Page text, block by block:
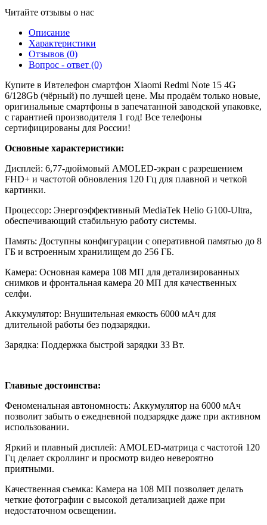
Читайте отзывы о нас
Описание
Характеристики
Отзывов (0)
Вопрос - ответ (0)
Купите в Ивтелефон смартфон Xiaomi Redmi Note 15 4G
6/128Gb (чёрный) по лучшей цене. Мы продаём только новые,
оригинальные смартфоны в запечатанной заводской упаковке,
с гарантией производителя 1 год! Все телефоны
сертифицированы для России!
Основные характеристики:
Дисплей: 6,77-дюймовый AMOLED-экран с разрешением
FHD+ и частотой обновления 120 Гц для плавной и четкой
картинки.
Процессор: Энергоэффективный MediaTek Helio G100-Ultra,
обеспечивающий стабильную работу системы.
Память: Доступны конфигурации с оперативной памятью до 8
ГБ и встроенным хранилищем до 256 ГБ.
Камера: Основная камера 108 МП для детализированных
снимков и фронтальная камера 20 МП для качественных
селфи.
Аккумулятор: Внушительная емкость 6000 мАч для
длительной работы без подзарядки.
Зарядка: Поддержка быстрой зарядки 33 Вт.
Главные достоинства:
Феноменальная автономность: Аккумулятор на 6000 мАч
позволит забыть о ежедневной подзарядке даже при активном
использовании.
Яркий и плавный дисплей: AMOLED-матрица с частотой 120
Гц делает скроллинг и просмотр видео невероятно
приятными.
Качественная съемка: Камера на 108 МП позволяет делать
четкие фотографии с высокой детализацией даже при
недостаточном освещении.